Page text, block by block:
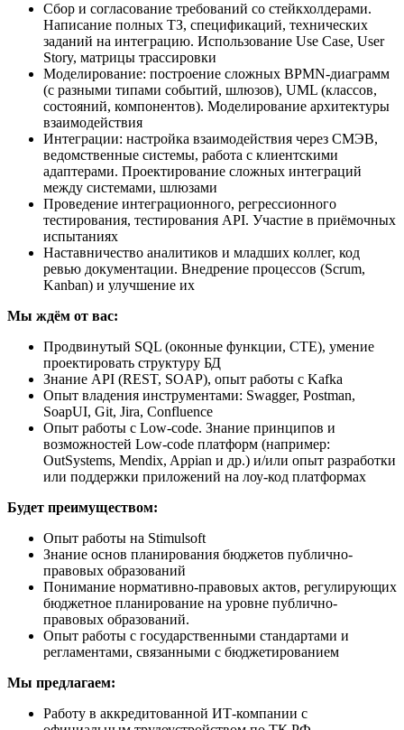
Сбор и согласование требований со стейкхолдерами.
Написание полных ТЗ, спецификаций, технических
заданий на интеграцию. Использование Use Case, User
Story, матрицы трассировки
Моделирование: построение сложных BPMN-диаграмм
(с разными типами событий, шлюзов), UML (классов,
состояний, компонентов). Моделирование архитектуры
взаимодействия
Интеграции: настройка взаимодействия через СМЭВ,
ведомственные системы, работа с клиентскими
адаптерами. Проектирование сложных интеграций
между системами, шлюзами
Проведение интеграционного, регрессионного
тестирования, тестирования API. Участие в приёмочных
испытаниях
Наставничество аналитиков и младших коллег, код
ревью документации. Внедрение процессов (Scrum,
Kanban) и улучшение их
Мы ждём от вас:
Продвинутый SQL (оконные функции, CTE), умение
проектировать структуру БД
Знание API (REST, SOAP), опыт работы с Kafka
Опыт владения инструментами: Swagger, Postman,
SoapUI, Git, Jira, Confluence
Опыт работы с Low-code. Знание принципов и
возможностей Low-code платформ (например:
OutSystems, Mendix, Appian и др.) и/или опыт разработки
или поддержки приложений на лоу-код платформах
Будет преимуществом:
Опыт работы на Stimulsoft
Знание основ планирования бюджетов публично-
правовых образований
Понимание нормативно-правовых актов, регулирующих
бюджетное планирование на уровне публично-
правовых образований.
Опыт работы с государственными стандартами и
регламентами, связанными с бюджетированием
Мы предлагаем:
Работу в аккредитованной ИТ-компании с